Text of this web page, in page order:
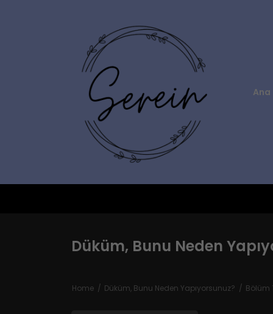
Düküm, Bunu Neden
Home Düküm, Bunu Neden Yapıyorsunuz? Bölüm